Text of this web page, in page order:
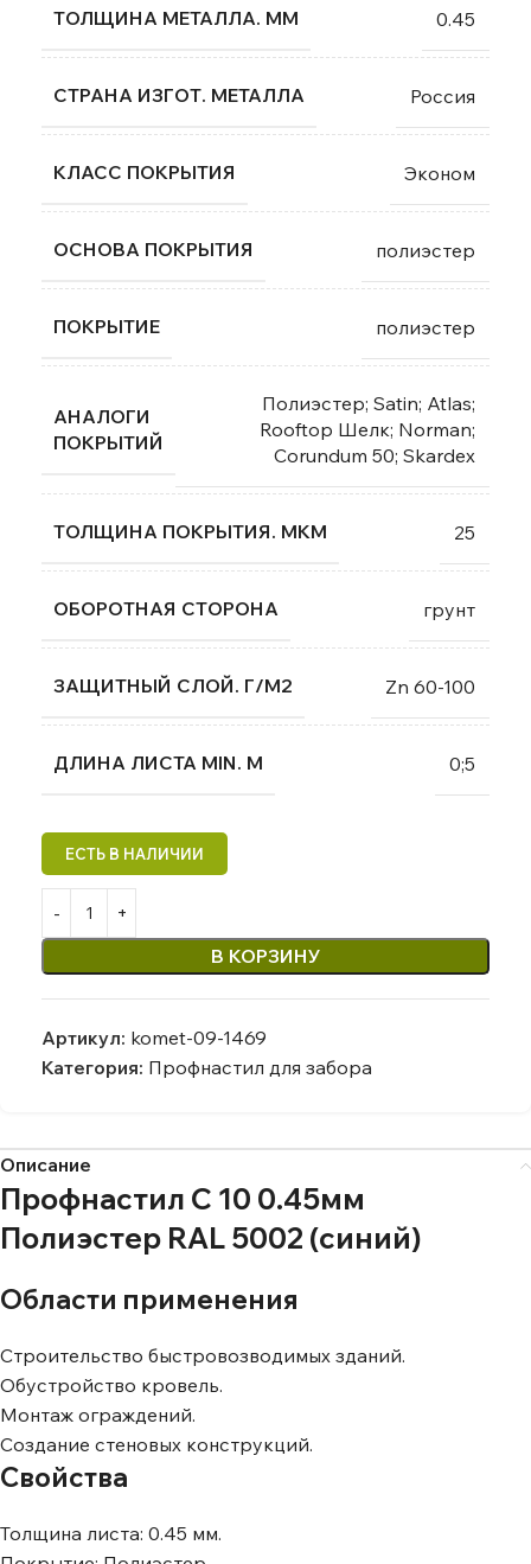
ТОЛЩИНА МЕТАЛЛА. ММ 0.45
СТРАНА ИЗГОТ. МЕТАЛЛА Россия
КЛАСС ПОКРЫТИЯ Эконом
ОСНОВА ПОКРЫТИЯ полиэстер
ПОКРЫТИЕ полиэстер
АНАЛОГИ
ПОКРЫТИЙ
Полиэстер; Satin; Atlas;
Rooftop Шелк; Norman;
Corundum 50; Skardex
ТОЛЩИНА ПОКРЫТИЯ. МКМ 25
ОБОРОТНАЯ СТОРОНА грунт
ЗАЩИТНЫЙ СЛОЙ. Г/М2 Zn 60-100
ДЛИНА ЛИСТА MIN. М 0;5
В КОРЗИНУ
Артикул: komet-09-1469
Категория: Профнастил для забора
Описание
Профнастил C 10 0.45мм
Полиэстер RAL 5002 (синий)
Области применения
Строительство быстровозводимых зданий.
Обустройство кровель.
Монтаж ограждений.
Создание стеновых конструкций.
Свойства
Толщина листа: 0.45 мм.